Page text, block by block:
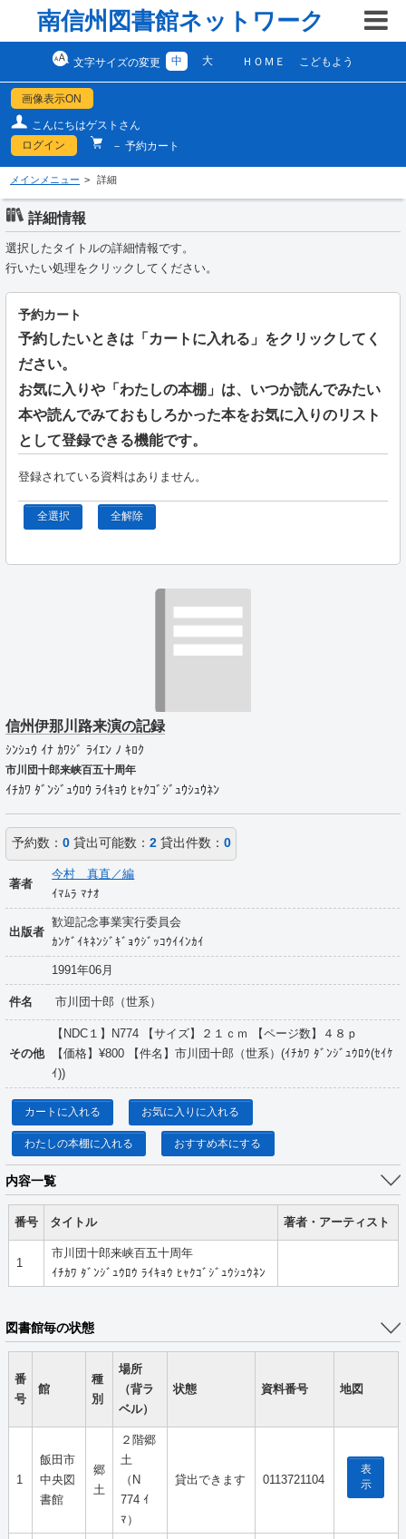
南信州図書館ネットワーク
文字サイズの変更 中 大 ＨＯＭＥ こどもよう
画像表示ON
こんにちはゲストさん
ログイン
－ 予約カート
メインメニュー 詳細
詳細情報
選択したタイトルの詳細情報です。
行いたい処理をクリックしてください。
予約カート
予約したいときは「カートに入れる」をクリックしてく
ださい。
お気に入りや「わたしの本棚」は、いつか読んでみたい
本や読んでみておもしろかった本をお気に入りのリスト
として登録できる機能です。
登録されている資料はありません。
全選択 全解除
信州伊那川路来演の記録
ｼﾝｼｭｳ ｲﾅ ｶﾜｼﾞ ﾗｲｴﾝ ﾉ ｷﾛｸ
市川団十郎来峡百五十周年
ｲﾁｶﾜ ﾀﾞﾝｼﾞｭｳﾛｳ ﾗｲｷｮｳ ﾋｬｸｺﾞｼﾞｭｳｼｭｳﾈﾝ
予約数： 0貸出可能数： 2貸出件数： 0
著者
今村 真直／編
ｲﾏﾑﾗ ﾏﾅｵ
出版者
歓迎記念事業実行委員会
ｶﾝｹﾞｲｷﾈﾝｼﾞｷﾞｮｳｼﾞｯｺｳｲｲﾝｶｲ
1991年06月
件名 市川団十郎（世系）
その他
【NDC１】N774 【サイズ】２１ｃｍ 【ページ数】４８ｐ
【価格】¥800 【件名】市川団十郎（世系）(ｲﾁｶﾜ ﾀﾞﾝｼﾞｭｳﾛｳ(ｾｲｹ
ｲ))
カートに入れる お気に入りに入れる
わたしの本棚に入れる おすすめ本にする
内容一覧
番号 タイトル 著者・アーティスト
1
市川団十郎来峡百五十周年
ｲﾁｶﾜ ﾀﾞﾝｼﾞｭｳﾛｳ ﾗｲｷｮｳ ﾋｬｸｺﾞｼﾞｭｳｼｭｳﾈﾝ
図書館毎の状態
番
号
館
種
別
場所
（背ラ
ベル）
状態 資料番号 地図
1
飯田市
中央図
書館
郷
土
２階郷
土
（N
774 ｲ
ﾏ）
貸出できます 0113721104
表
示